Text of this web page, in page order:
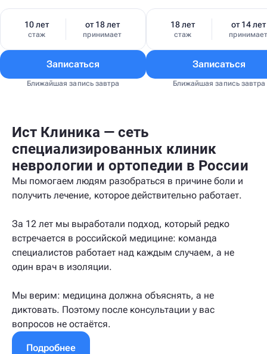
10 лет
стаж
от 18 лет
принимает
Записаться
Ближайшая запись завтра
18 лет
стаж
от 14 лет
принимает
Записаться
Ближайшая запись завтра
Ист Клиника — сеть
специализированных клиник
неврологии и ортопедии в России
Мы помогаем людям разобраться в причине боли и
получить лечение, которое действительно работает.
За 12 лет мы выработали подход, который редко
встречается в российской медицине: команда
специалистов работает над каждым случаем, а не
один врач в изоляции.
Мы верим: медицина должна объяснять, а не
диктовать. Поэтому после консультации у вас
вопросов не остаётся.
Подробнее